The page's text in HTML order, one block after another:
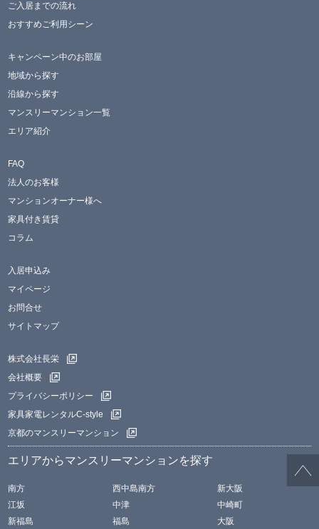
ご入居までの流れ
おすすめご利用シーン
キャンペーン中のお部屋
地域から探す
沿線から探す
マンスリーマンション一覧
エリア紹介
FAQ
法人のお客様
マンションオーナー様へ
家具付き賃貸
コラム
入居申込み
マイページ
お問合せ
サイトマップ
株式会社長栄
会社概要
プライバシーポリシー
家具家電レンタルC-style
京都のマンスリーマンション
エリアからマンスリーマンションを探す
南方 西中島南方
新大阪
江坂
中津
中崎町
新福島
福島
大阪